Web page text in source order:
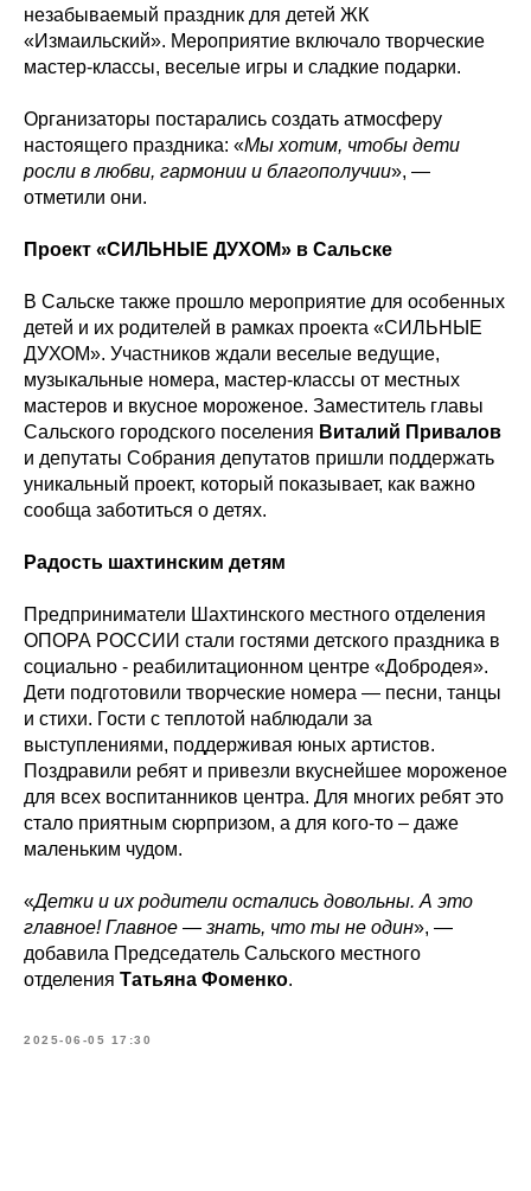
незабываемый праздник для детей ЖК
«Измаильский». Мероприятие включало творческие
мастер-классы, веселые игры и сладкие подарки.
Организаторы постарались создать атмосферу
настоящего праздника: «Мы хотим, чтобы дети
росли в любви, гармонии и благополучии», —
отметили они.
Проект «СИЛЬНЫЕ ДУХОМ» в Сальске
В Сальске также прошло мероприятие для особенных
детей и их родителей в рамках проекта «СИЛЬНЫЕ
ДУХОМ». Участников ждали веселые ведущие,
музыкальные номера, мастер-классы от местных
мастеров и вкусное мороженое. Заместитель главы
Сальского городского поселения Виталий Привалов
и депутаты Собрания депутатов пришли поддержать
уникальный проект, который показывает, как важно
сообща заботиться о детях.
Радость шахтинским детям
Предприниматели Шахтинского местного отделения
ОПОРА РОССИИ стали гостями детского праздника в
социально - реабилитационном центре «Добродея».
Дети подготовили творческие номера — песни, танцы
и стихи. Гости с теплотой наблюдали за
выступлениями, поддерживая юных артистов.
Поздравили ребят и привезли вкуснейшее мороженое
для всех воспитанников центра. Для многих ребят это
стало приятным сюрпризом, а для кого-то – даже
маленьким чудом.
«Детки и их родители остались довольны. А это
главное! Главное — знать, что ты не один», —
добавила Председатель Сальского местного
отделения Татьяна Фоменко.
2025-06-05 17:30